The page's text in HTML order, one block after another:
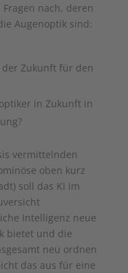
nach, deren
Augenoptik sind:
Zukunft für den
in Zukunft in
vermittelnden
oben kurz
soll das KI im
Intelligenz neue
bietet und die
neu ordnen
das aus für eine